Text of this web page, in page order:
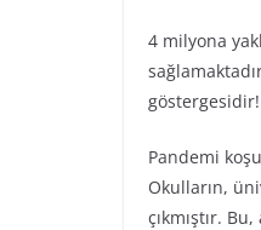
4 milyona
göstergesidir!
Pandemi
Okulların,
çıkmıştır.